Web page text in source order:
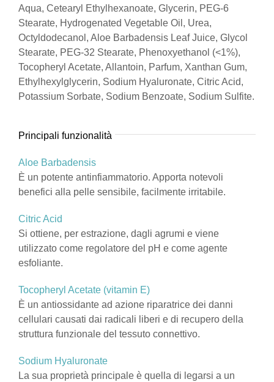
Aqua, Cetearyl Ethylhexanoate, Glycerin, PEG-6
Stearate, Hydrogenated Vegetable Oil, Urea,
Octyldodecanol, Aloe Barbadensis Leaf Juice, Glycol
Stearate, PEG-32 Stearate, Phenoxyethanol (<1%),
Tocopheryl Acetate, Allantoin, Parfum, Xanthan Gum,
Ethylhexylglycerin, Sodium Hyaluronate, Citric Acid,
Potassium Sorbate, Sodium Benzoate, Sodium Sulfite.
Principali funzionalità
Aloe Barbadensis
È un potente antinfiammatorio. Apporta notevoli
benefici alla pelle sensibile, facilmente irritabile.
Citric Acid
Si ottiene, per estrazione, dagli agrumi e viene
utilizzato come regolatore del pH e come agente
esfoliante.
Tocopheryl Acetate (vitamin E)
È un antiossidante ad azione riparatrice dei danni
cellulari causati dai radicali liberi e di recupero della
struttura funzionale del tessuto connettivo.
Sodium Hyaluronate
La sua proprietà principale è quella di legarsi a un